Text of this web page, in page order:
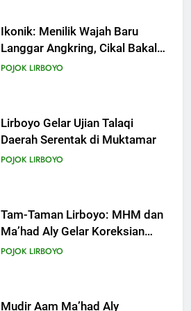
Ikonik: Menilik Wajah Baru
Langgar Angkring, Cikal Bakal
Ponpes Lirboyo yang Selesai
POJOK LIRBOYO
Lirboyo Gelar Ujian Talaqi
Daerah Serentak di Muktamar
POJOK LIRBOYO
Tam-Taman Lirboyo: MHM dan
Ma’had Aly Gelar Koreksian
Kitab Semester Ganjil
POJOK LIRBOYO
Mudir Aam Ma’had Aly